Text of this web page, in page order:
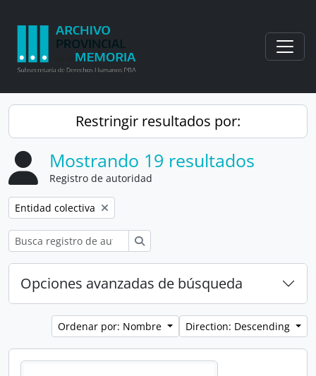
Restringir resultados por:
Mostrando 19 resultados
Registro de autoridad
Remove filter:
Entidad colectiva
Opciones avanzadas de búsqueda
Ordenar por: Nombre Direction: Descending